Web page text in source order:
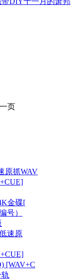
页
原抓WAV
金碟[
号）
速原
[WAV+C